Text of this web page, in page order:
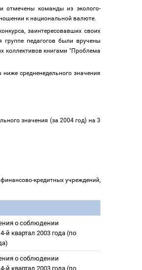
отмечены команды из эколого-
к национальной валюте.
заинтересовавших своих
группе педагогов были вручены
коллективов книгами "Проблема
средненедельного значения
значения (за 2004 год) на 3
кредитных учреждений,
о соблюдении
й квартал 2003 года (по
о соблюдении
й квартал 2003 года (по